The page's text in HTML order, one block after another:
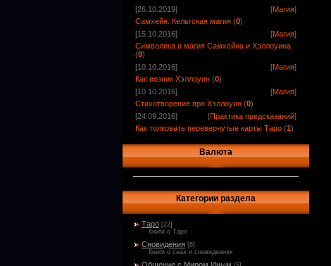
[26.10.2019] [Магия]
Самхейн. Кельтская магия (0)
[15.10.2016]
[Магия]
Символика и магия Самхейна и Хэллоуина
(0)
[10.10.2016]
[Магия]
Как возник Хэллоуин (0)
[10.10.2016]
[Магия]
Стихотворение про Хэллоуин (0)
[24.09.2016]
[Практика предсказаний]
Как толковать перевернутые карты Таро (1)
Валюта
Категории раздела
Таро [22]
Книги о Таро
Сновидения [6]
Книги о снах и сновидениях